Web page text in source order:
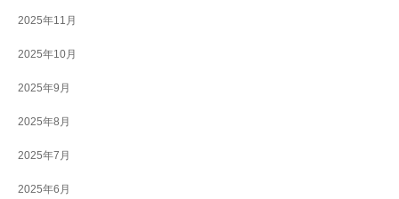
2025年11月
2025年10月
2025年9月
2025年8月
2025年7月
2025年6月